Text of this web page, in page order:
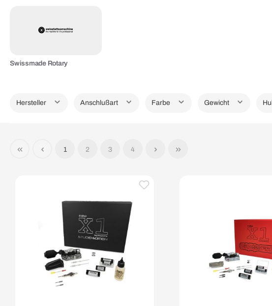
Swissmade Rotary
Hersteller Anschlußart Farbe Gewicht
1 2 3 4